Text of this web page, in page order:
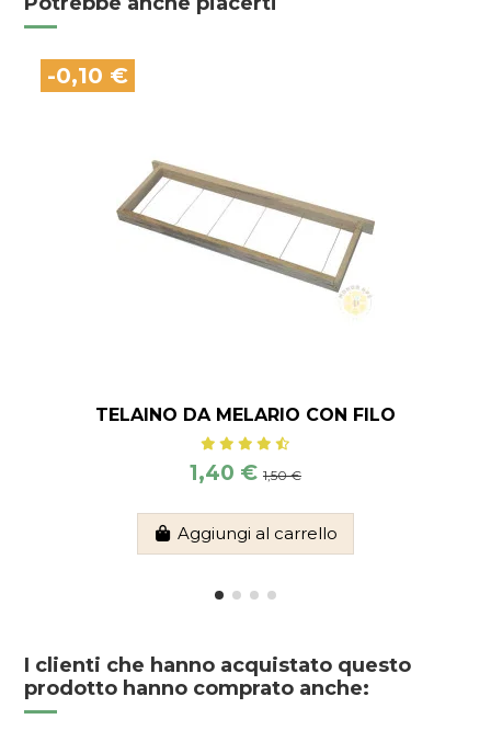
-0,10 €
TELAINO DA MELARIO CON FILO
1,40 € 1,50 €
Aggiungi al carrello
I clienti che hanno acquistato questo
prodotto hanno comprato anche: